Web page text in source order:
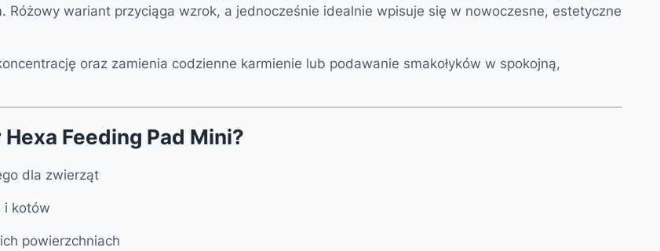
Różowy wariant przyciąga wzrok, a jednocześnie idealnie wpisuje się w nowoczesne, estetyczne
oraz zamienia codzienne karmienie lub podawanie smakołyków w spokojną,
Feeding Pad Mini?
dla zwierząt
i kotów
powierzchniach